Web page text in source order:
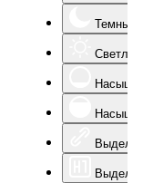
Темный
Светлый
Выделить
Выделить